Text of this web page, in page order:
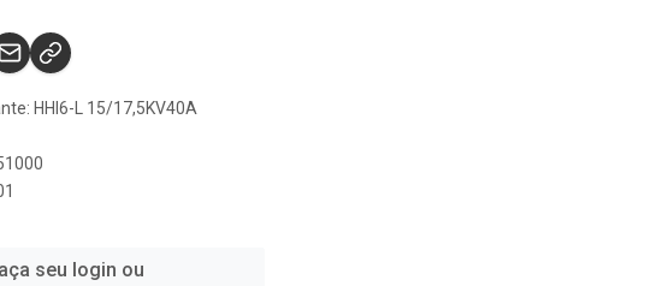
HHI6-L 15/17,5KV40A
seu login ou